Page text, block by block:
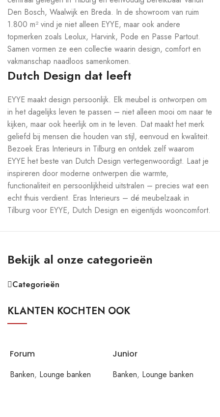
Den Bosch, Waalwijk en Breda. In de showroom van ruim
1.800 m² vind je niet alleen EYYE, maar ook andere
topmerken zoals Leolux, Harvink, Pode en Passe Partout.
Samen vormen ze een collectie waarin design, comfort en
vakmanschap naadloos samenkomen.
Dutch Design dat leeft
EYYE maakt design persoonlijk. Elk meubel is ontworpen om
in het dagelijks leven te passen – niet alleen mooi om naar te
kijken, maar ook heerlijk om in te leven. Dat maakt het merk
geliefd bij mensen die houden van stijl, eenvoud en kwaliteit.
Bezoek Eras Interieurs in Tilburg en ontdek zelf waarom
EYYE het beste van Dutch Design vertegenwoordigt. Laat je
inspireren door moderne ontwerpen die warmte,
functionaliteit en persoonlijkheid uitstralen – precies wat een
echt thuis verdient. Eras Interieurs – dé meubelzaak in
Tilburg voor EYYE, Dutch Design en eigentijds wooncomfort.
Bekijk al onze categorieën
Categorieën
KLANTEN KOCHTEN OOK
Forum
Banken, Lounge banken
Junior
Banken, Lounge banken